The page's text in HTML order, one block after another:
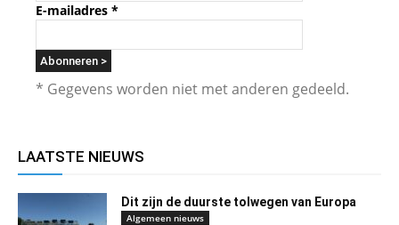
E-mailadres *
* Gegevens worden niet met anderen gedeeld.
LAATSTE NIEUWS
Dit zijn de duurste tolwegen van Europa
Algemeen nieuws